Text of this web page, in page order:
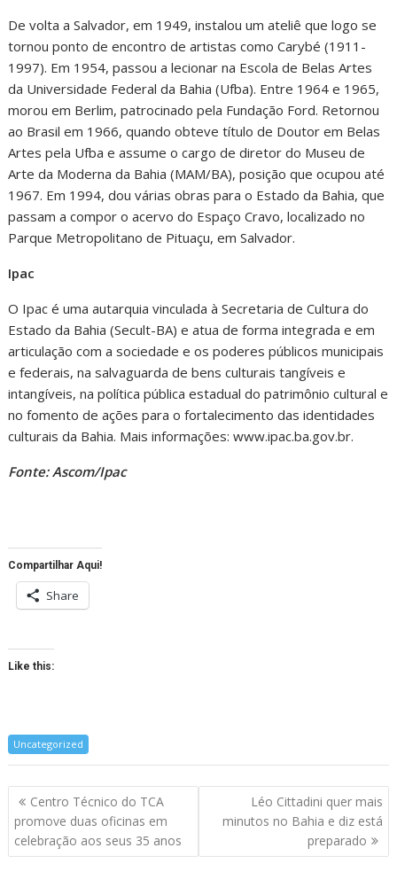
De volta a Salvador, em 1949, instalou um ateliê que logo se
tornou ponto de encontro de artistas como Carybé (1911-
1997). Em 1954, passou a lecionar na Escola de Belas Artes
da Universidade Federal da Bahia (Ufba). Entre 1964 e 1965,
morou em Berlim, patrocinado pela Fundação Ford. Retornou
ao Brasil em 1966, quando obteve título de Doutor em Belas
Artes pela Ufba e assume o cargo de diretor do Museu de
Arte da Moderna da Bahia (MAM/BA), posição que ocupou até
1967. Em 1994, dou várias obras para o Estado da Bahia, que
passam a compor o acervo do Espaço Cravo, localizado no
Parque Metropolitano de Pituaçu, em Salvador.
Ipac
O Ipac é uma autarquia vinculada à Secretaria de Cultura do
Estado da Bahia (Secult-BA) e atua de forma integrada e em
articulação com a sociedade e os poderes públicos municipais
e federais, na salvaguarda de bens culturais tangíveis e
intangíveis, na política pública estadual do patrimônio cultural e
no fomento de ações para o fortalecimento das identidades
culturais da Bahia. Mais informações: www.ipac.ba.gov.br.
Fonte: Ascom/Ipac
Compartilhar Aqui!
Share
Like this:
Uncategorized
Navegação
de
artigos
Centro Técnico do TCA
promove duas oficinas em
celebração aos seus 35 anos
Léo Cittadini quer mais
minutos no Bahia e diz está
preparado